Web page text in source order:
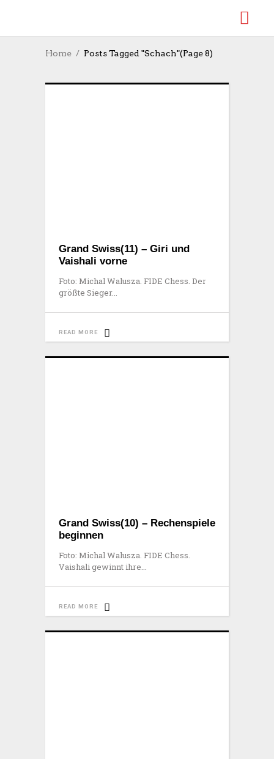
Home Posts Tagged "Schach"(Page 8)
Grand Swiss(11) – Giri und
Vaishali vorne
Foto: Michal Walusza. FIDE Chess. Der
größte Sieger
READ MORE
Grand Swiss(10) – Rechenspiele
beginnen
Foto: Michal Walusza. FIDE Chess.
Vaishali gewinnt ihre
READ MORE